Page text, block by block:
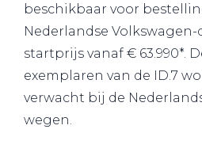
beschikbaar voor
Nederlandse Volkswagen-
startprijs vanaf € 63.990*.
exemplaren van de ID.7
verwacht bij de
wegen.